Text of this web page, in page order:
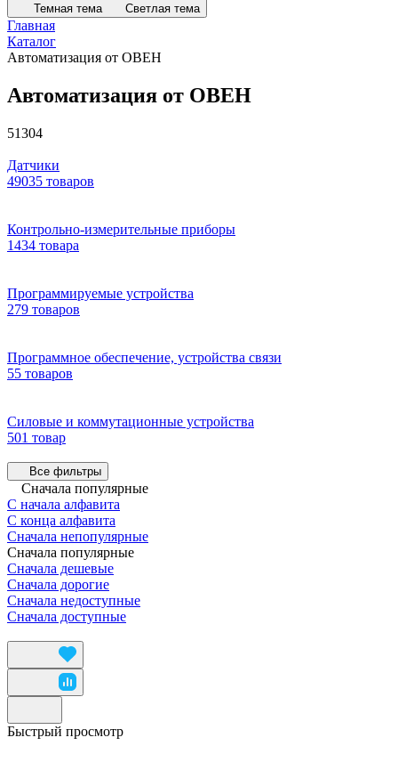
Темная тема Светлая тема
Главная
Каталог
Автоматизация от ОВЕН
Автоматизация от ОВЕН
51304
Датчики
49035 товаров
Контрольно-измерительные приборы
1434 товара
Программируемые устройства
279 товаров
Программное обеспечение, устройства связи
55 товаров
Силовые и коммутационные устройства
501 товар
Все фильтры
Сначала популярные
С начала алфавита
С конца алфавита
Сначала непопулярные
Сначала популярные
Сначала дешевые
Сначала дорогие
Сначала недоступные
Сначала доступные
Быстрый просмотр